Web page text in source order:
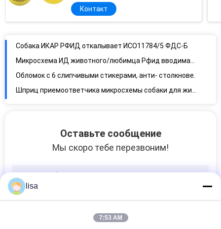
идентификации
Контакт
Собака ИКАР РФИД откалывает ИСО11784/5 ФДС-Б
Оставьте сообщение
Мы скоро тебе перезвоним!
lisa
7:53 AM